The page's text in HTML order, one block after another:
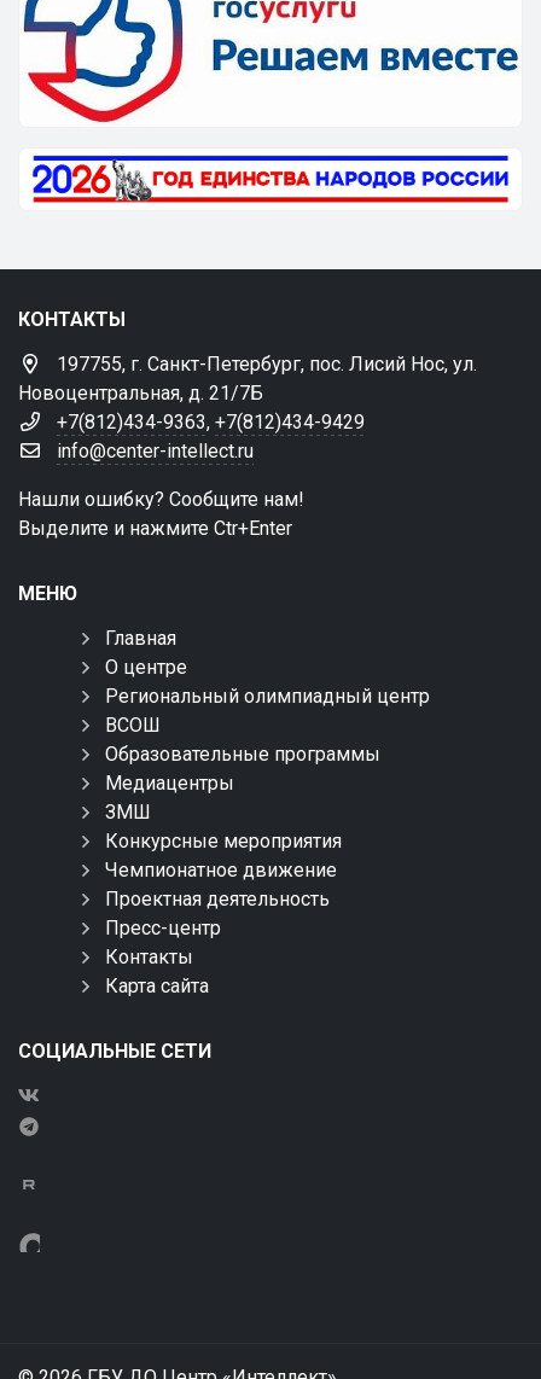
КОНТАКТЫ
197755, г. Санкт-Петербург, пос. Лисий Нос, ул.
Новоцентральная, д. 21/7Б
+7(812)434-9363, +7(812)434-9429
info@center-intellect.ru
Нашли ошибку? Сообщите нам!
Выделите и нажмите Ctr+Enter
МЕНЮ
Главная
О центре
Региональный олимпиадный центр
ВСОШ
Образовательные программы
Медиацентры
ЗМШ
Конкурсные мероприятия
Чемпионатное движение
Проектная деятельность
Пресс-центр
Контакты
Карта сайта
СОЦИАЛЬНЫЕ СЕТИ